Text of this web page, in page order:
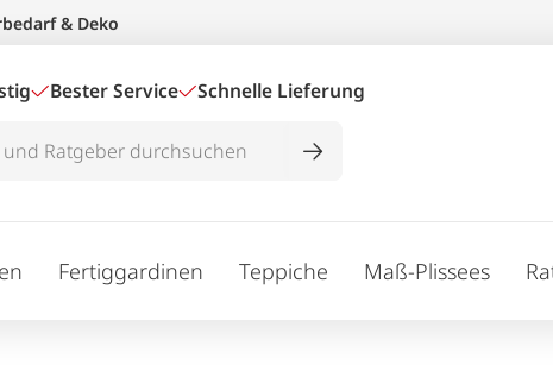
& Deko
Bester Service Schnelle Lieferung
Fertiggardinen Teppiche Maß-Plissees